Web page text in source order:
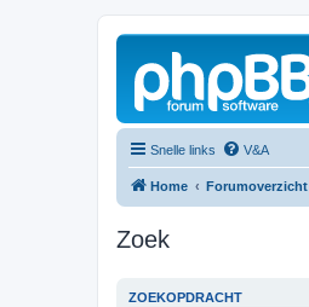
Snelle links V&A
Home Forumoverzicht
Zoek
ZOEKOPDRACHT